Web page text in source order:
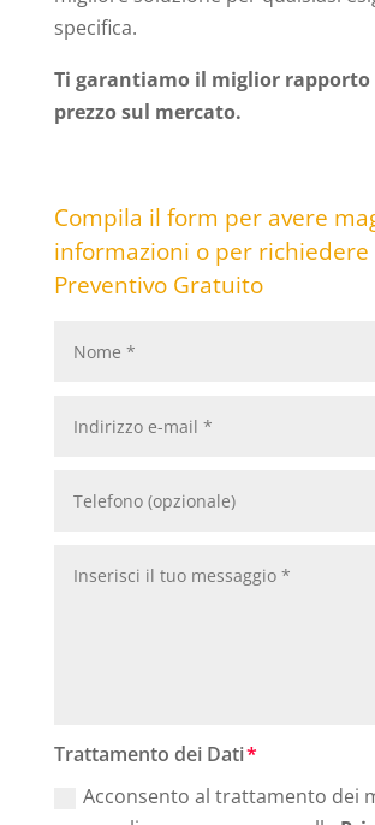
specifica.
Ti garantiamo il miglior
prezzo sul mercato.
Compila il form per avere
informazioni o per richiedere
Preventivo Gratuito
Trattamento dei Dati
Acconsento al trattamento dei